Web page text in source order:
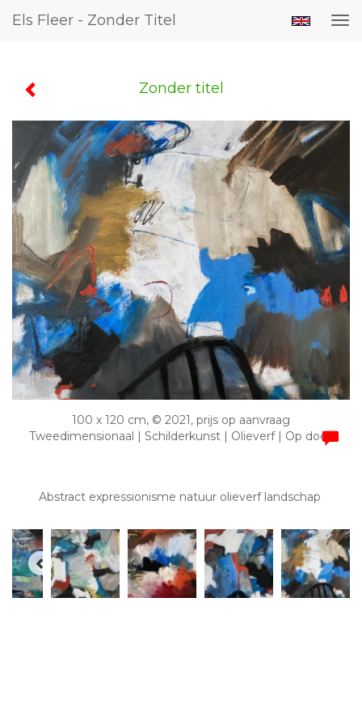
Els Fleer - Zonder Titel
Zonder titel
100 x 120 cm, © 2021, prijs op aanvraag
Tweedimensionaal | Schilderkunst | Olieverf | Op doek
Abstract expressionisme natuur olieverf landschap